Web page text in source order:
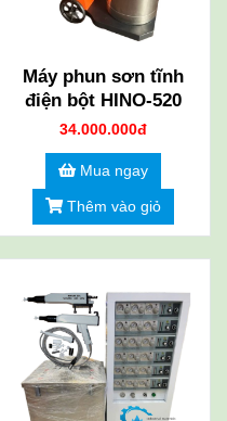
Máy phun sơn tĩnh
điện bột HINO-520
34.000.000đ
Mua ngay
Thêm vào giỏ